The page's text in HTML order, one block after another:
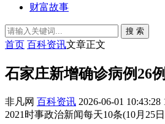
财富故事
搜 索
首页 百科资讯文章正文
石家庄新增确诊病例26
非凡网 百科资讯 2026-06-01 10:43:28
2021时事政治新闻每天10条(10月25